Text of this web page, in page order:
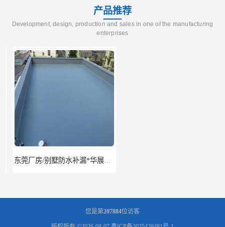
产品推荐
Development, design, production and sales in one of the manufacturing
enterprises
东莞厂房/别墅防水补漏*华展防水，技术全面、专业靠谱
您是第207884位访客